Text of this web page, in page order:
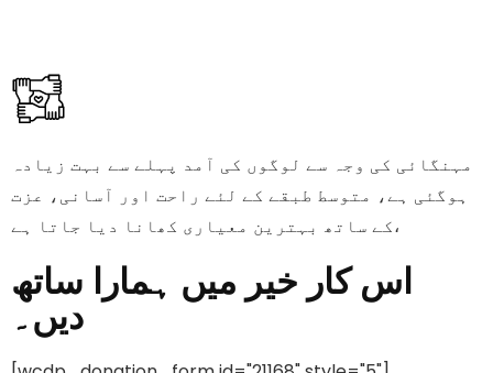
مہنگائی کی وجہ سے لوگوں کی آمد پہلے سے بہت زیادہ
ہوگئی ہے، متوسط طبقے کے لئے راحت اور آسانی، عزت
کے ساتھ بہترین معیاری کھانا دیا جاتا ہے،
اس کار خیر میں ہمارا ساتھ
دیں۔